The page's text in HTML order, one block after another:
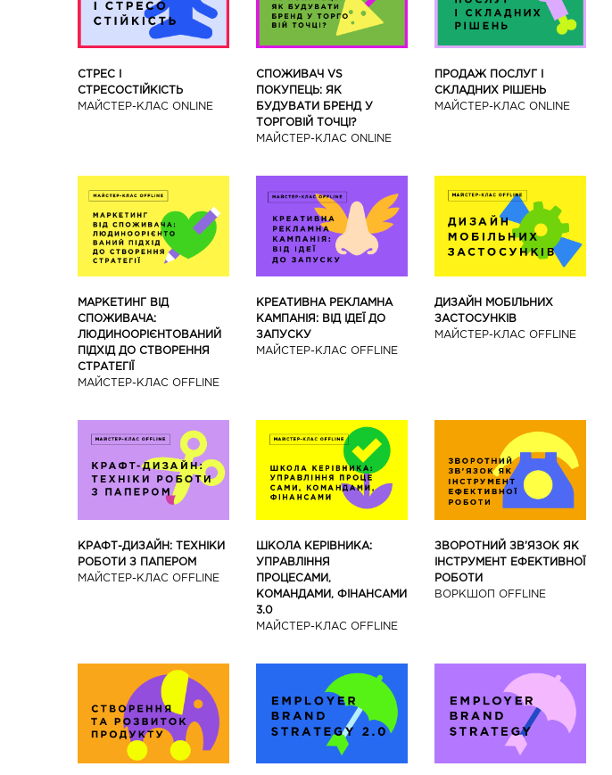
СТРЕС І
СТРЕСОСТІЙКІСТЬ
МАЙСТЕР-КЛАС ONLINE
СПОЖИВАЧ VS
ПОКУПЕЦЬ: ЯК
БУДУВАТИ БРЕНД У
ТОРГОВІЙ ТОЧЦІ?
МАЙСТЕР-КЛАС ONLINE
ПРОДАЖ ПОСЛУГ І
СКЛАДНИХ РІШЕНЬ
МАЙСТЕР-КЛАС ONLINE
МАРКЕТИНГ ВІД
СПОЖИВАЧА:
ЛЮДИНООРІЄНТОВАНИЙ
ПІДХІД ДО СТВОРЕННЯ
СТРАТЕГІЇ
МАЙCТЕР-КЛАС OFFLINE
КРЕАТИВНА РЕКЛАМНА
КАМПАНІЯ: ВІД ІДЕЇ ДО
ЗАПУСКУ
МАЙCТЕР-КЛАС OFFLINE
ДИЗАЙН МОБІЛЬНИХ
ЗАСТОСУНКІВ
МАЙCТЕР-КЛАС OFFLINE
КРАФТ-ДИЗАЙН: ТЕХНІКИ
РОБОТИ З ПАПЕРОМ
МАЙCТЕР-КЛАС OFFLINE
ШКОЛА КЕРІВНИКА:
УПРАВЛІННЯ
ПРОЦЕСАМИ,
КОМАНДАМИ, ФІНАНСАМИ
3.0
МАЙCТЕР-КЛАС OFFLINE
ЗВОРОТНИЙ ЗВ’ЯЗОК ЯК
ІНСТРУМЕНТ ЕФЕКТИВНОЇ
РОБОТИ
ВОРКШОП OFFLINE